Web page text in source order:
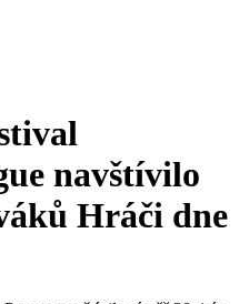
navštívilo
Hráči dne